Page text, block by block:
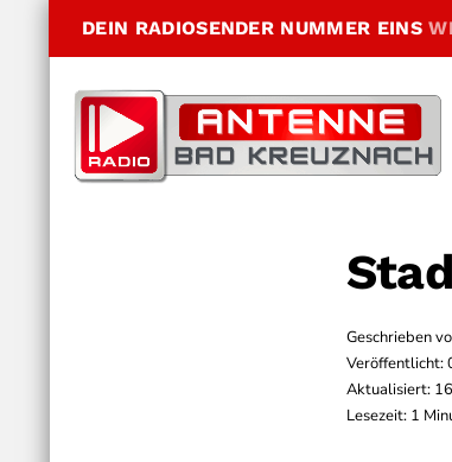
DEIN RADIOSENDER NUMMER EINS
Geschrieben
Veröffentlicht:
Aktualisiert:
Lesezeit: 1